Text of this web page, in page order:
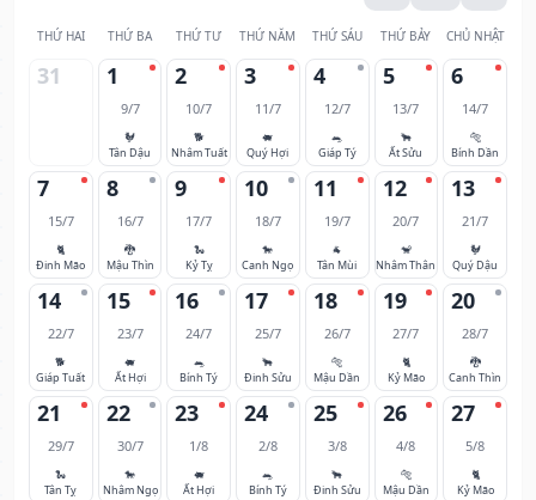
THỨ HAI THỨ BA THỨ TƯ THỨ NĂM THỨ SÁU THỨ BẢY CHỦ NHẬT
31 1
9/7
🐓
Tân Dậu
2
10/7
🐕
Nhâm Tuất
3
11/7
🐖
Quý Hợi
4
12/7
🐀
Giáp Tý
5
13/7
🐂
Ất Sửu
6
14/7
🐅
Bính Dần
7
15/7
🐈
Đinh Mão
8
16/7
🐉
Mậu Thìn
9
17/7
🐍
Kỷ Tỵ
10
18/7
🐎
Canh Ngọ
11
19/7
🐐
Tân Mùi
12
20/7
🐒
Nhâm Thân
13
21/7
🐓
Quý Dậu
14
22/7
🐕
Giáp Tuất
15
23/7
🐖
Ất Hợi
16
24/7
🐀
Bính Tý
17
25/7
🐂
Đinh Sửu
18
26/7
🐅
Mậu Dần
19
27/7
🐈
Kỷ Mão
20
28/7
🐉
Canh Thìn
21
29/7
🐍
Tân Tỵ
22
30/7
🐎
Nhâm Ngọ
23
1/8
🐖
Ất Hợi
24
2/8
🐀
Bính Tý
25
3/8
🐂
Đinh Sửu
26
4/8
🐅
Mậu Dần
27
5/8
🐈
Kỷ Mão